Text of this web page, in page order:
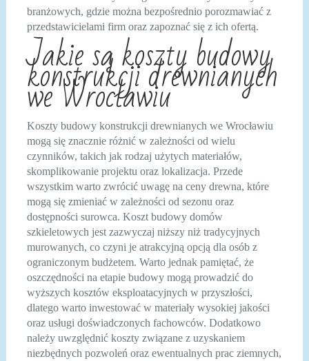
branżowych, gdzie można bezpośrednio porozmawiać z
przedstawicielami firm oraz zapoznać się z ich ofertą.
Jakie są koszty budowy
konstrukcji drewnianych
we Wrocławiu
Koszty budowy konstrukcji drewnianych we Wrocławiu
mogą się znacznie różnić w zależności od wielu
czynników, takich jak rodzaj użytych materiałów,
skomplikowanie projektu oraz lokalizacja. Przede
wszystkim warto zwrócić uwagę na ceny drewna, które
mogą się zmieniać w zależności od sezonu oraz
dostępności surowca. Koszt budowy domów
szkieletowych jest zazwyczaj niższy niż tradycyjnych
murowanych, co czyni je atrakcyjną opcją dla osób z
ograniczonym budżetem. Warto jednak pamiętać, że
oszczędności na etapie budowy mogą prowadzić do
wyższych kosztów eksploatacyjnych w przyszłości,
dlatego warto inwestować w materiały wysokiej jakości
oraz usługi doświadczonych fachowców. Dodatkowo
należy uwzględnić koszty związane z uzyskaniem
niezbędnych pozwoleń oraz ewentualnych prac ziemnych,